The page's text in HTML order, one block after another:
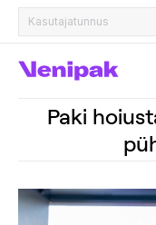
Paki